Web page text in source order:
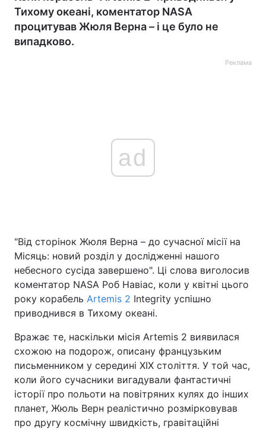
Тихому океані, коментатор NASA
процитував Жюля Верна – і це було не
випадково.
Реклама
ad
"Від сторінок Жюля Верна – до сучасної місії на
Місяць: новий розділ у дослідженні нашого
небесного сусіда завершено". Ці слова виголосив
коментатор NASA Роб Навіас, коли у квітні цього
року корабель Artemis 2 Integrity успішно
приводнився в Тихому океані.
Вражає те, наскільки місія Artemis 2 виявилася
схожою на подорож, описану французьким
письменником у середині XIX століття. У той час,
коли його сучасники вигадували фантастичні
історії про польоти на повітряних кулях до інших
планет, Жюль Верн реалістично розмірковував
про другу космічну швидкість, гравітаційні